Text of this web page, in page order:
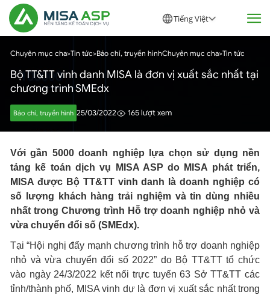
Tiếng Việt
Chuyên mục cha>Tin tức>Báo chí, truyền hìnhChuyên mục cha>Tin tức
Bộ TT&TT vinh danh MISA là đơn vị xuất sắc nhất tại
chương trình SMEdx
Báo chí, truyền hình 25/03/2022 165 lượt xem
Vớigần 5000doanh nghiệp lựa chọn sử dụng nền
tảng kế toán dịch vụ MISA ASP do MISA phát triển,
MISA được Bộ TT&TT vinh danh là doanh nghiệp có
số lượng khách hàng trải nghiệm và tin dùng nhiều
nhất trong Chương trình Hỗ trợ doanh nghiệp nhỏ và
vừa chuyển đổi số (SMEdx).
Tại “Hội nghị đẩy mạnh chương trình hỗ trợ doanh nghiệp
nhỏ và vừa chuyển đổi số 2022” do Bộ TT&TT tổ chức
vào ngày 24/3/2022 kết nối trực tuyến 63 Sở TT&TT các
tỉnh/thành phố, MISA vinh dự là đơn vị xuất sắc nhất trong